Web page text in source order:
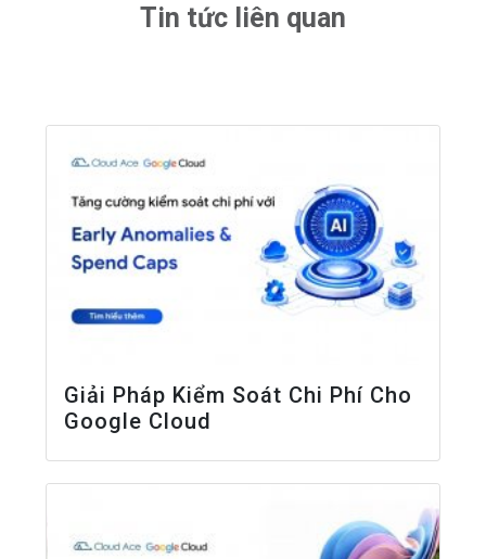
Tin tức liên quan
Giải Pháp Kiểm Soát Chi Phí Cho
Google Cloud